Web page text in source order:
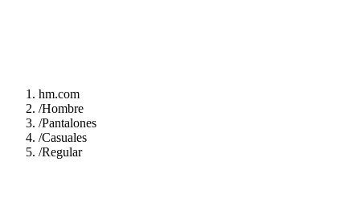
hm.com
/Hombre
/Pantalones
/Casuales
/Regular